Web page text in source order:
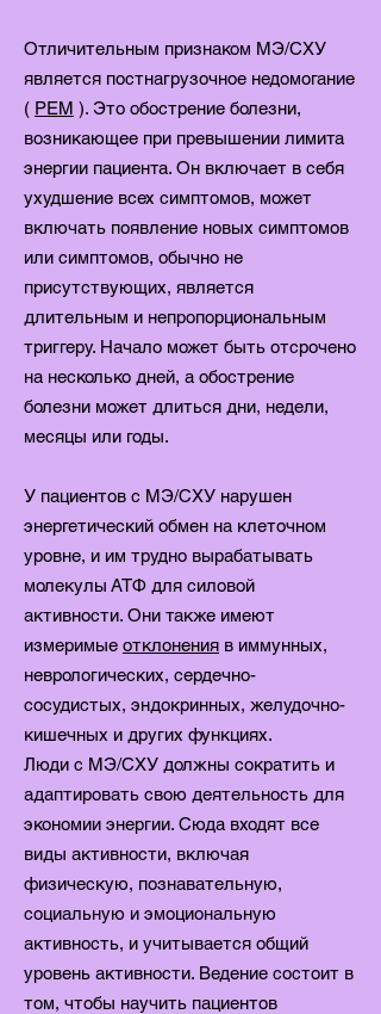
Отличительным признаком MЭ/CХУ
является постнагрузочное недомогание
( PEM ). Это обострение болезни,
возникающее при превышении лимита
энергии пациента. Он включает в себя
ухудшение всех симптомов, может
включать появление новых симптомов
или симптомов, обычно не
присутствующих, является
длительным и непропорциональным
триггеру. Начало может быть отсрочено
на несколько дней, а обострение
болезни может длиться дни, недели,
месяцы или годы.
У пациентов с МЭ/СХУ нарушен
энергетический обмен на клеточном
уровне, и им трудно вырабатывать
молекулы АТФ для силовой
активности. Они также имеют
измеримые отклонения в иммунных,
неврологических, сердечно-
сосудистых, эндокринных, желудочно-
кишечных и других функциях.
Люди с MЭ/CХУ должны сократить и
адаптировать свою деятельность для
экономии энергии. Сюда входят все
виды активности, включая
физическую, познавательную,
социальную и эмоциональную
активность, и учитывается общий
уровень активности. Ведение состоит в
том, чтобы научить пациентов